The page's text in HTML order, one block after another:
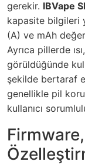
gerekir. IBVape
kapasite bilgileri
(A) ve mAh
Ayrıca pillerde
görüldüğünde
şekilde bertaraf
genellikle pil
kullanıcı